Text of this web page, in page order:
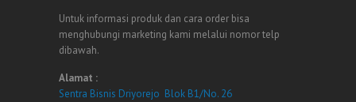
Untuk informasi produk dan cara order bisa
menghubungi marketing kami melalui nomor telp
dibawah.
Alamat :
Sentra Bisnis Driyorejo Blok B1/No. 26